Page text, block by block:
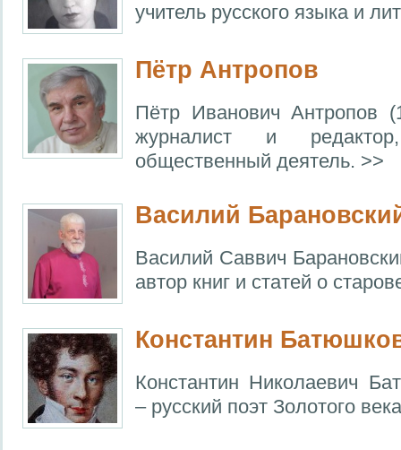
учитель русского языка и
Пётр Антропов
Пётр Иванович Антропов
журналист и
общественный деятель. >>
Василий
Василий Саввич
автор книг и статей о
Константин
Константин Николаевич
– русский поэт Золотого